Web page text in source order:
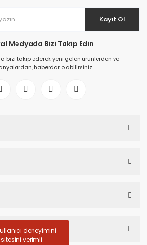
deneyimini
verimli
Kayıt Ol
Medyada Bizi Takip Edin
bizi takip ederek yeni gelen ürünlerden ve
haberdar olabilirsiniz.